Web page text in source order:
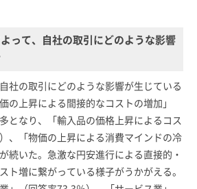
よって、自社の取引にどのような影響
社の取引にどのような影響が生じている
の上昇による間接的なコストの増加」
となり、「輸入品の価格上昇によるコス
、「物価の上昇による消費マインドの冷
続いた。急激な円安進行による直接的・
ト増に繋がっている様子がうかがえる。